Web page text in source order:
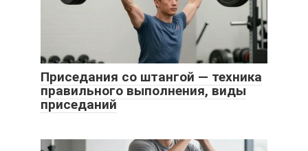
Приседания со штангой — техника
правильного выполнения, виды
приседаний